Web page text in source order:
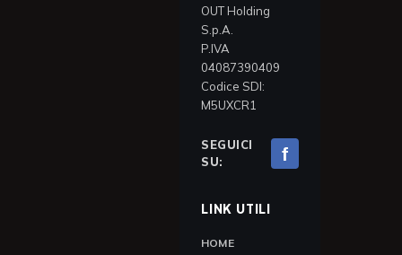
OUT Holding
S.p.A.
P.IVA
04087390409
Codice SDI:
M5UXCR1
SEGUICI
SU:
f
LINK UTILI
HOME